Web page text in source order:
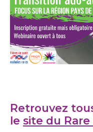
Retrouvez
le site du Rare